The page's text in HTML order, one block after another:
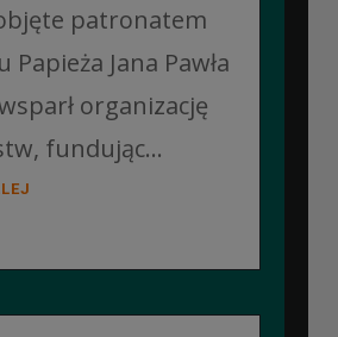
patronatem
Jana Pawła
organizację
fundując...